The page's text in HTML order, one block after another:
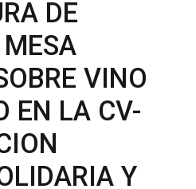
DE
VINO
EN LA CV-
Y